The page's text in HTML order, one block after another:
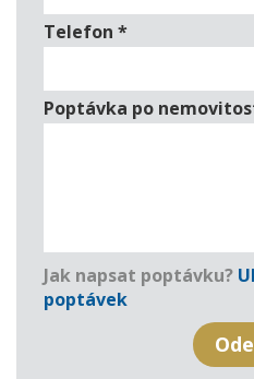
Telefon *
Poptávka po
Jak napsat poptávku?
poptávek